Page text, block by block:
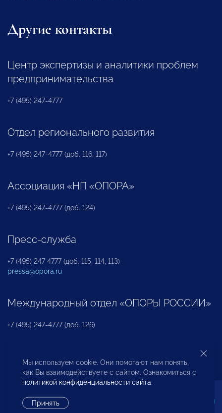
Другие контакты
Центр экспертизы и аналитики проблем
предпринимательства
+7 (495) 247-4777
Отдел регионального развития
+7 (495) 247-4777 (доб. 116, 117)
Ассоциация «НП «ОПОРА»
+7 (495) 247-4777 (доб. 124)
Пресс-служба
+7 (495) 247 4777 (доб. 115, 114, 113)
pressa@opora.ru
Международный отдел «ОПОРЫ РОССИИ»
+7 (495) 247-4777 (доб. 126)
Бюро по защите прав предпринимателей и
инвесторов
Мы используем cookie. Они помогают нам понять,
как Вы взаимодействуете с сайтом. Ознакомиться с
политикой конфиденциальности сайта.
Принять